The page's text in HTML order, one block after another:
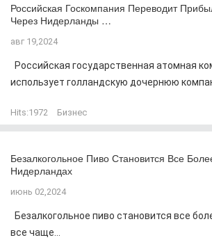
Российская Госкомпания Переводит
Через Нидерланды …
авг 19,2024
Российская государственная атомная
использует голландскую дочернюю
Hits:1972 Бизнес
Безалкогольное Пиво Становится Все
Нидерландах
июнь 02,2024
Безалкогольное пиво становится все
все чаще...